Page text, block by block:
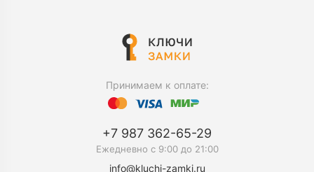
Принимаем к оплате:
+7 987 362-65-29
Ежедневно c 9:00 до 21:00
info@kluchi-zamki.ru